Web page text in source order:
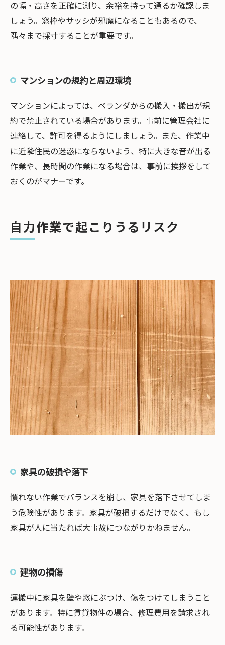
の幅・高さを正確に測り、余裕を持って通るか確認しま
しょう。窓枠やサッシが邪魔になることもあるので、
隅々まで採寸することが重要です。
マンションの規約と周辺環境
マンションによっては、ベランダからの搬入・搬出が規
約で禁止されている場合があります。事前に管理会社に
連絡して、許可を得るようにしましょう。また、作業中
に近隣住民の迷惑にならないよう、特に大きな音が出る
作業や、長時間の作業になる場合は、事前に挨拶をして
おくのがマナーです。
自力作業で起こりうるリスク
家具の破損や落下
慣れない作業でバランスを崩し、家具を落下させてしま
う危険性があります。家具が破損するだけでなく、もし
家具が人に当たれば大事故につながりかねません。
建物の損傷
運搬中に家具を壁や窓にぶつけ、傷をつけてしまうこと
があります。特に賃貸物件の場合、修理費用を請求され
る可能性があります。